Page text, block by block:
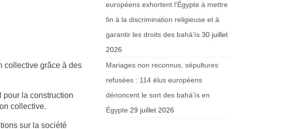
collective grâce à des
pour la construction
collective.
sur la société
européens exhortent l’Égypte à mettre
fin à la discrimination religieuse et à
garantir les droits des bahá’ís 30 juillet
2026
Mariages non reconnus, sépultures
refusées : 114 élus européens
dénoncent le sort des bahá’ís en
Égypte 29 juillet 2026